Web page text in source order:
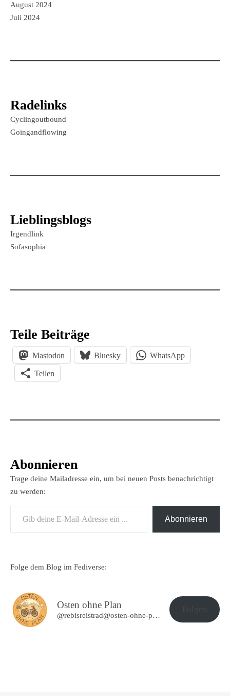
August 2024
Juli 2024
Radelinks
Cyclingoutbound
Goingandflowing
Lieblingsblogs
Irgendlink
Sofasophia
Teile Beiträge
Mastodon Bluesky WhatsApp
Teilen
Abonnieren
Trage deine Mailadresse ein, um bei neuen Posts benachrichtigt
zu werden:
Abonnieren
Folge dem Blog im Fediverse:
Osten ohne Plan
@rebisreistrad@osten-ohne-plan.de